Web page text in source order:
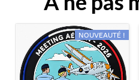
NOUVEAUTÉ !